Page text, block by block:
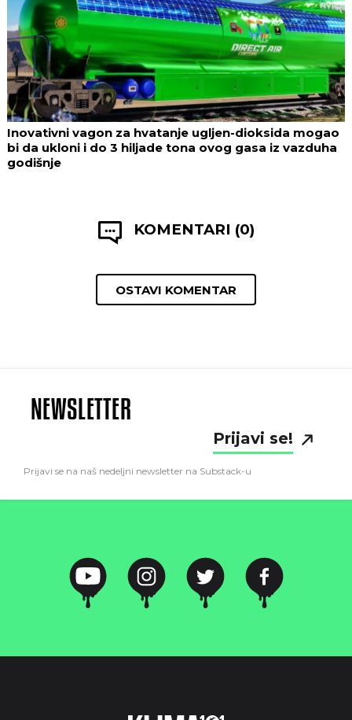
Inovativni vagon za hvatanje ugljen-dioksida mogao
bi da ukloni i do 3 hiljade tona ovog gasa iz vazduha
godišnje
KOMENTARI (0)
OSTAVI KOMENTAR
NEWSLETTER
Prijavi se!
Prijavi se na naš nedeljni newsletter na Substack-u